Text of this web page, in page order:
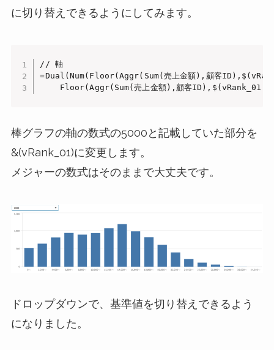
に切り替えできるようにしてみます。
// 軸
=Dual(Num(Floor(Aggr(Sum(売上金額),顧客
Floor(Aggr(Sum(売上金額),顧客
棒グラフの軸の数式の5000と記載していた部分を
&(vRank_01)に変更します。
メジャーの数式はそのままで大丈夫です。
ドロップダウンで、基準値を切り替えできるよう
になりました。